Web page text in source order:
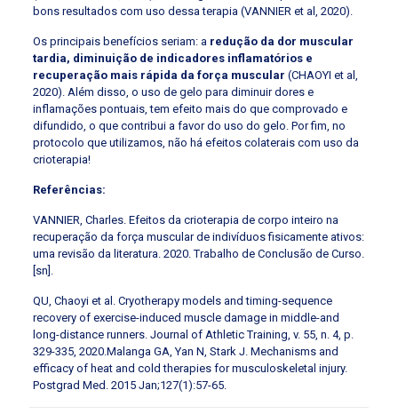
bons resultados com uso dessa terapia (VANNIER et al, 2020).
Os principais benefícios seriam: a redução da dor muscular
tardia, diminuição de indicadores inflamatórios e
recuperação mais rápida da força muscular (CHAOYI et al,
2020). Além disso, o uso de gelo para diminuir dores e
inflamações pontuais, tem efeito mais do que comprovado e
difundido, o que contribui a favor do uso do gelo. Por fim, no
protocolo que utilizamos, não há efeitos colaterais com uso da
crioterapia!
Referências:
VANNIER, Charles. Efeitos da crioterapia de corpo inteiro na
recuperação da força muscular de indivíduos fisicamente ativos:
uma revisão da literatura. 2020. Trabalho de Conclusão de Curso.
[sn].
QU, Chaoyi et al. Cryotherapy models and timing-sequence
recovery of exercise-induced muscle damage in middle-and
long-distance runners. Journal of Athletic Training, v. 55, n. 4, p.
329-335, 2020.Malanga GA, Yan N, Stark J. Mechanisms and
efficacy of heat and cold therapies for musculoskeletal injury.
Postgrad Med. 2015 Jan;127(1):57-65.